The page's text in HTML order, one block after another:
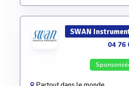
SWAN
04 76